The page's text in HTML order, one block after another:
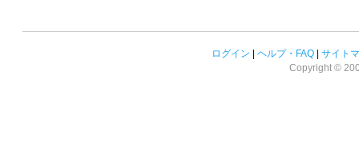
ログイン ヘルプ・FAQ
サイト
Copyright ©